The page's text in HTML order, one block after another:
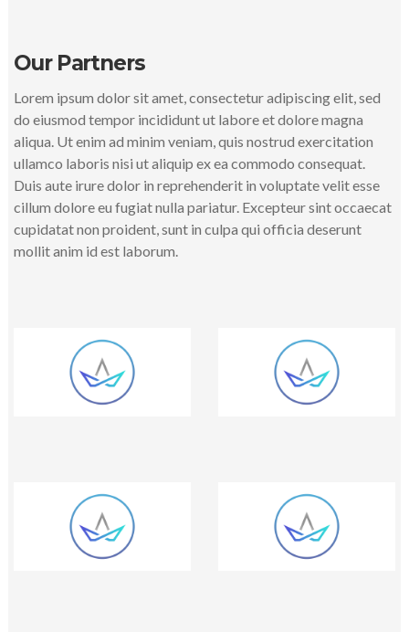
Our Partners
Lorem ipsum dolor sit amet, consectetur adipiscing elit, sed
do eiusmod tempor incididunt ut labore et dolore magna
aliqua. Ut enim ad minim veniam, quis nostrud exercitation
ullamco laboris nisi ut aliquip ex ea commodo consequat.
Duis aute irure dolor in reprehenderit in voluptate velit esse
cillum dolore eu fugiat nulla pariatur. Excepteur sint occaecat
cupidatat non proident, sunt in culpa qui officia deserunt
mollit anim id est laborum.